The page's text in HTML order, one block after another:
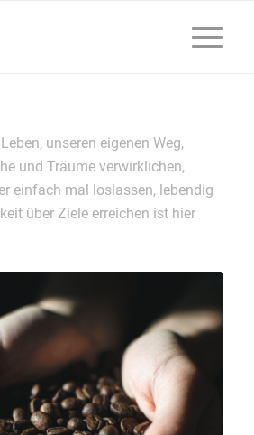
unseren eigenen Weg,
und Träume verwirklichen,
einfach mal loslassen, lebendig
über Ziele erreichen ist hier